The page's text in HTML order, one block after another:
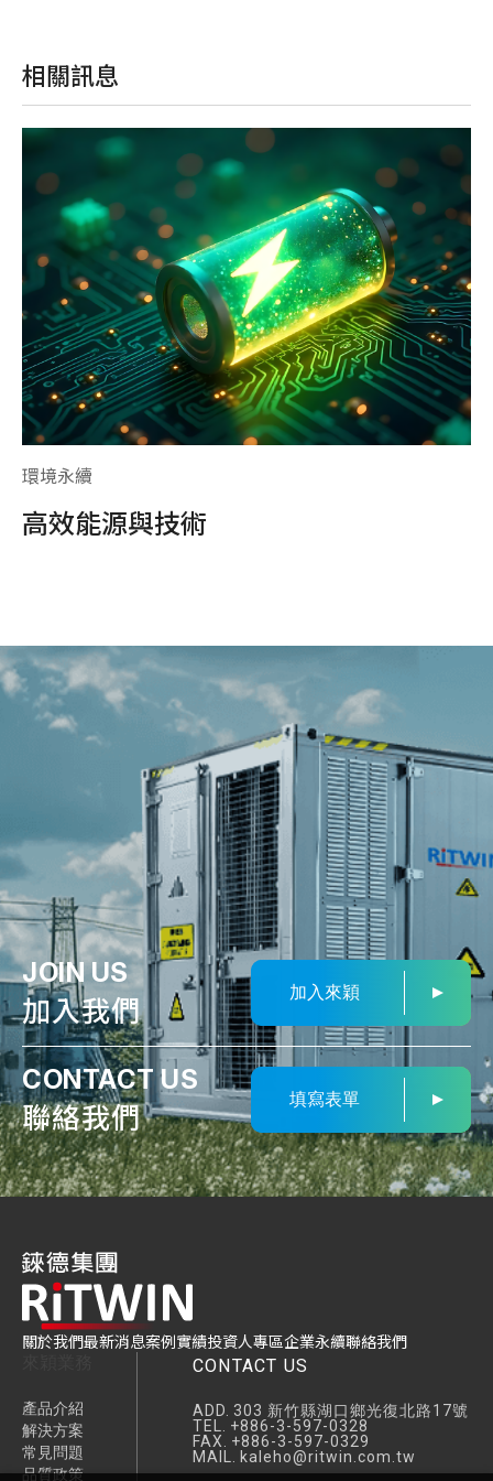
相關訊息
環境永續
高效能源與技術
JOIN US
加入我們
加入來穎
CONTACT US
聯絡我們
填寫表單
關於我們最新消息案例實績投資人專區企業永續聯絡我們
產品介紹
解決方案
常見問題
品質政策
CONTACT US
ADD. 303 新竹縣湖口鄉光復北路17號
TEL.
+886-3-597-0328
FAX.
+886-3-597-0329
MAIL.
kaleho@ritwin.com.tw